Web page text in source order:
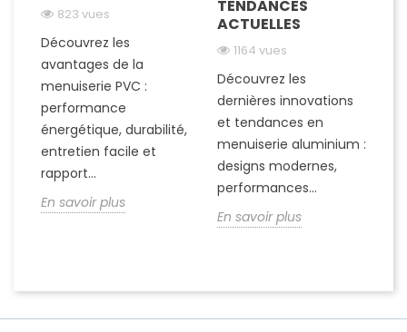
823 vues
Découvrez les
avantages de la
menuiserie PVC :
performance
énergétique, durabilité,
entretien facile et
rapport...
En savoir plus
TENDANCES
ACTUELLES
1164 vues
Découvrez les
dernières innovations
et tendances en
menuiserie aluminium :
designs modernes,
performances...
En savoir plus